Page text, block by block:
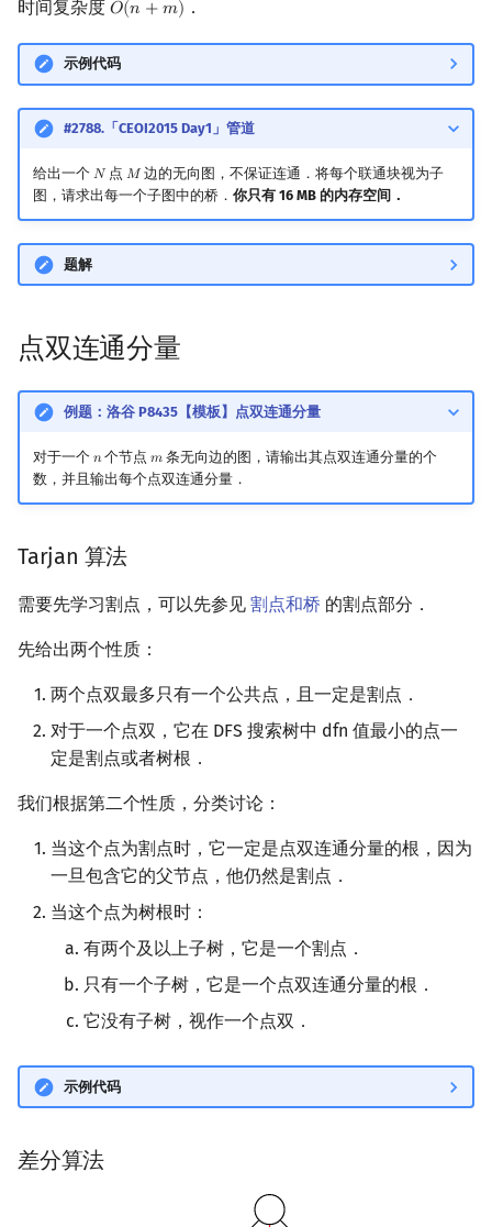
时间复杂度 𝑂(𝑛 +𝑚)
O(n+ m ) ．
示例代码
#2788.「CEOI2015 Day1」管道
给出一个 𝑁
N点 𝑀
M 边的无向图，不保证连通．将每个联通块视为子
图，请求出每一个子图中的桥． 你只有 16 MB 的内存空间．
题解
点双连通分量
例题：洛谷 P8435【模板】点双连通分量
对于一个 𝑛
n个节点𝑚
m 条无向边的图，请输出其点双连通分量的个
数，并且输出每个点双连通分量．
Tarjan 算法
需要先学习割点，可以先参见 割点和桥 的割点部分．
先给出两个性质：
两个点双最多只有一个公共点，且一定是割点．
对于一个点双，它在 DFS 搜索树中 dfn 值最小的点一
定是割点或者树根．
我们根据第二个性质，分类讨论：
当这个点为割点时，它一定是点双连通分量的根，因为
一旦包含它的父节点，他仍然是割点．
当这个点为树根时：
有两个及以上子树，它是一个割点．
只有一个子树，它是一个点双连通分量的根．
它没有子树，视作一个点双．
示例代码
差分算法